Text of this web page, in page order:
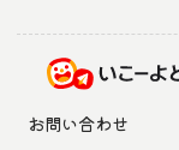
お問い合わせ